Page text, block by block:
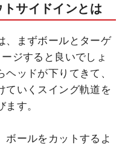
サイドインとは
、まずボールとターゲ
ジすると良いでしょ
ッドが下りてきて、
ていくスイング軌道を
す。
ボールをカットするよ